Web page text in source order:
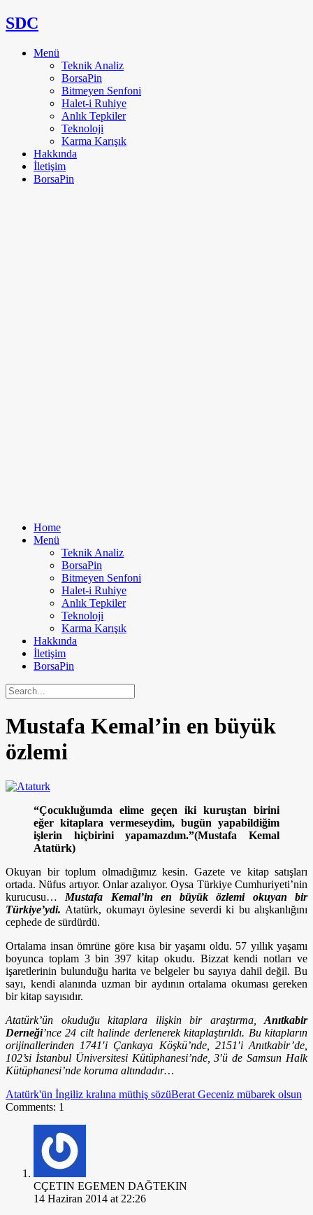
SDC
Menü
Teknik Analiz
BorsaPin
Bitmeyen Senfoni
Halet-i Ruhiye
Anlık Tepkiler
Teknoloji
Karma Karışık
Hakkında
İletişim
BorsaPin
Home
Menü
Teknik Analiz
BorsaPin
Bitmeyen Senfoni
Halet-i Ruhiye
Anlık Tepkiler
Teknoloji
Karma Karışık
Hakkında
İletişim
BorsaPin
Mustafa Kemal’in en büyük
özlemi
“Çocukluğumda elime geçen iki kuruştan birini
eğer kitaplara vermeseydim, bugün yapabildiğim
işlerin hiçbirini yapamazdım.”(Mustafa Kemal
Atatürk)
Okuyan bir toplum olmadığımız kesin. Gazete ve kitap satışları
ortada. Nüfus artıyor. Onlar azalıyor. Oysa Türkiye Cumhuriyeti’nin
kurucusu… Mustafa Kemal’in en büyük özlemi okuyan bir
Türkiye’ydi. Atatürk, okumayı öylesine severdi ki bu alışkanlığını
cephede de sürdürdü.
Ortalama insan ömrüne göre kısa bir yaşamı oldu. 57 yıllık yaşamı
boyunca toplam 3 bin 397 kitap okudu. Bizzat kendi notları ve
işaretlerinin bulunduğu harita ve belgeler bu sayıya dahil değil. Bu
sayı, kendi alanında uzman bir aydının ortalama okuması gereken
bir kitap sayısıdır.
Atatürk’ün okuduğu kitaplara ilişkin bir araştırma, Anıtkabir
Derneği’nce 24 cilt halinde derlenerek kitaplaştırıldı. Bu kitapların
orijinallerinden 1741′i Çankaya Köşkü’nde, 2151′i Anıtkabir’de,
102’si İstanbul Üniversitesi Kütüphanesi’nde, 3′ü de Samsun Halk
Kütüphanesi’nde koruma altındadır…
Atatürk'ün İngiliz kralına müthiş sözüBerat Geceniz mübarek olsun
Comments: 1
CÇETIN EGEMEN DAĞTEKIN
14 Haziran 2014 at 22:26